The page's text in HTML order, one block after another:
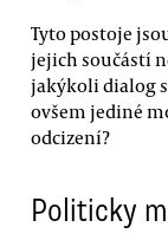
Tyto postoje
jejich součástí
jakýkoli dialog
ovšem jediné
odcizení?
Politicky